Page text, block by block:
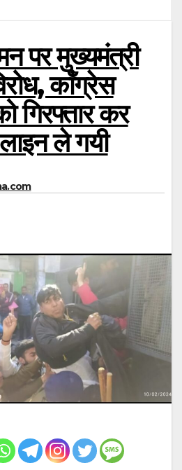
पर मुख्यमंत्री
काँग्रेस
गिरफ्तार कर
ले गयी